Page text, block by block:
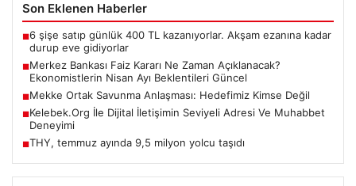
Son Eklenen Haberler
■6 şişe satıp günlük 400 TL kazanıyorlar. Akşam ezanına kadar
durup eve gidiyorlar
■Merkez Bankası Faiz Kararı Ne Zaman Açıklanacak?
Ekonomistlerin Nisan Ayı Beklentileri Güncel
■Mekke Ortak Savunma Anlaşması: Hedefimiz Kimse Değil
■Kelebek.Org İle Dijital İletişimin Seviyeli Adresi Ve Muhabbet
Deneyimi
■THY, temmuz ayında 9,5 milyon yolcu taşıdı